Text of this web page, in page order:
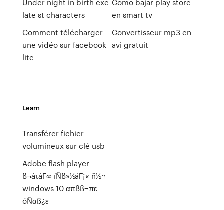
late st characters
Comment télécharger
une vidéo sur facebook
lite
en smart tv
Convertisseur mp3 en
avi gratuit
Learn
Transférer fichier
volumineux sur clé usb
Adobe flash player
ß¬áτáΓ∞ íÑß»½áΓ¡« ñ½∩
windows 10 απßß¬πε
óÑαß¿ε